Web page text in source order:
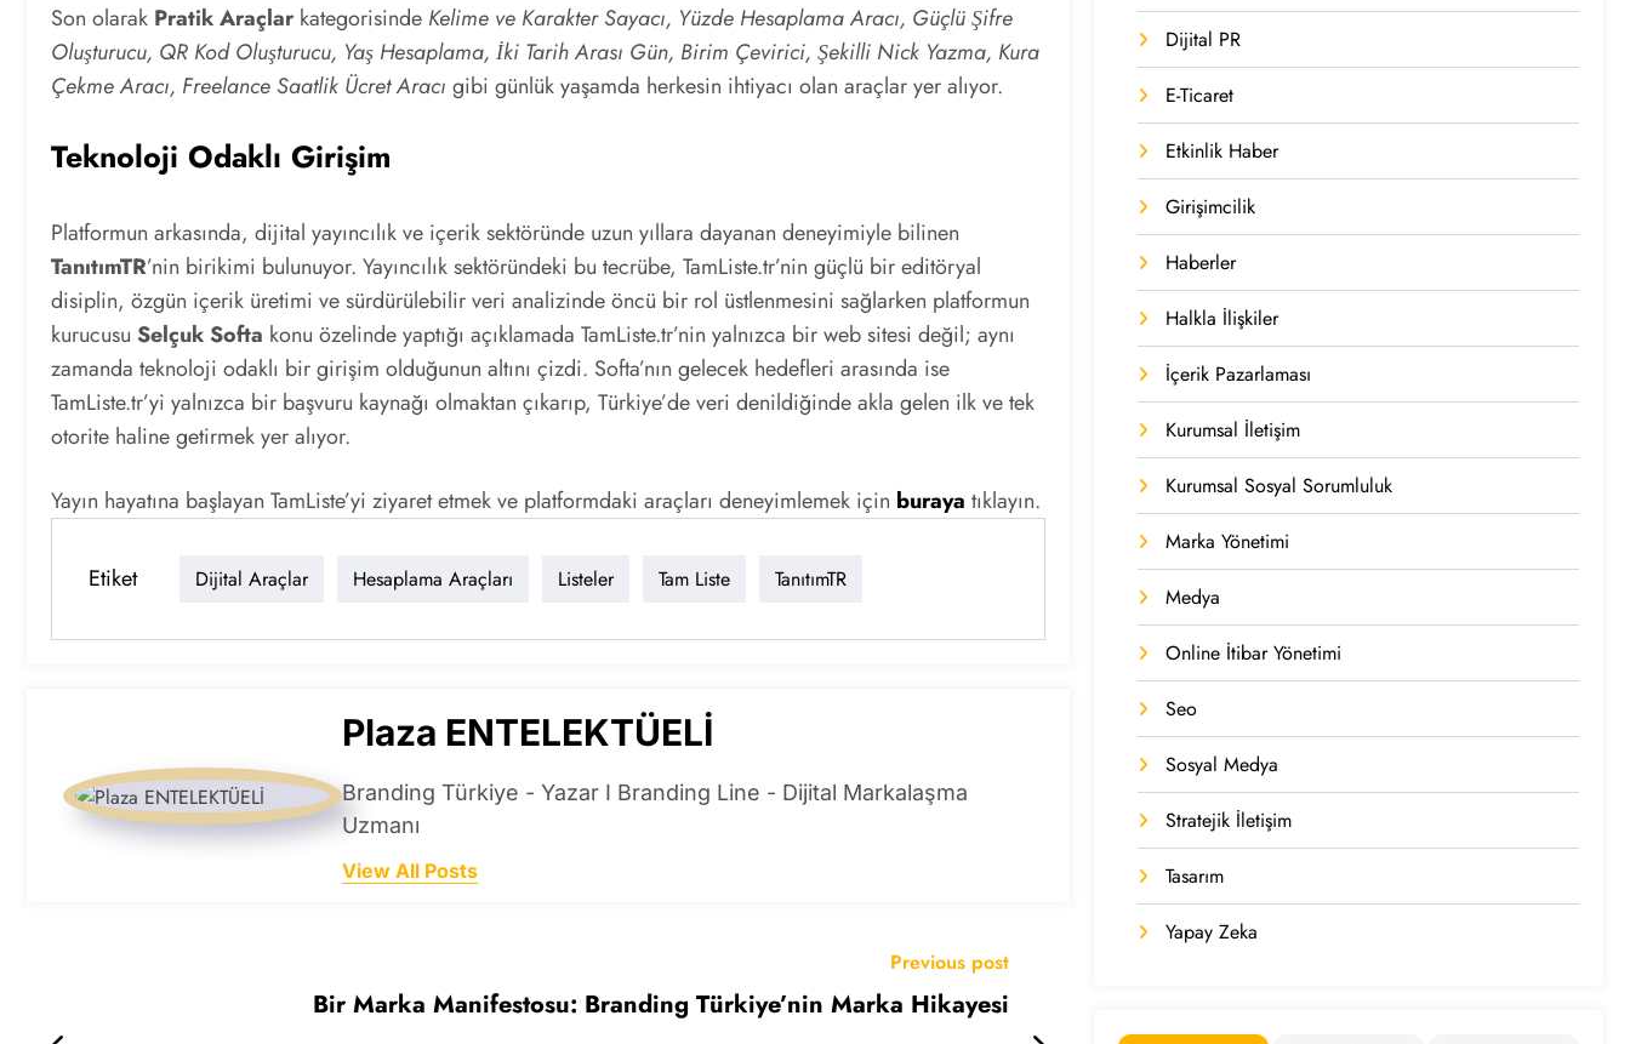
Son olarak Pratik Araçlar kategorisinde Kelime ve Karakter Sayacı, Yüzde Hesaplama Aracı, Güçlü Şifre
Oluşturucu, QR Kod Oluşturucu, Yaş Hesaplama, İki Tarih Arası Gün, Birim Çevirici, Şekilli Nick Yazma, Kura
Çekme Aracı, Freelance Saatlik Ücret Aracı gibi günlük yaşamda herkesin ihtiyacı olan araçlar yer alıyor.
Teknoloji Odaklı Girişim
Platformun arkasında, dijital yayıncılık ve içerik sektöründe uzun yıllara dayanan deneyimiyle bilinen
TanıtımTR’nin birikimi bulunuyor. Yayıncılık sektöründeki bu tecrübe, TamListe.tr’nin güçlü bir editöryal
disiplin, özgün içerik üretimi ve sürdürülebilir veri analizinde öncü bir rol üstlenmesini sağlarken platformun
kurucusu Selçuk Softa konu özelinde yaptığı açıklamada TamListe.tr’nin yalnızca bir web sitesi değil; aynı
zamanda teknoloji odaklı bir girişim olduğunun altını çizdi. Softa’nın gelecek hedefleri arasında ise
TamListe.tr’yi yalnızca bir başvuru kaynağı olmaktan çıkarıp, Türkiye’de veri denildiğinde akla gelen ilk ve tek
otorite haline getirmek yer alıyor.
Yayın hayatına başlayan TamListe’yi ziyaret etmek ve platformdaki araçları deneyimlemek için buraya tıklayın.
Etiket Dijital Araçlar Hesaplama Araçları Listeler Tam Liste TanıtımTR
Plaza ENTELEKTÜELİ
Branding Türkiye - Yazar I Branding Line - Dijital Markalaşma
Uzmanı
View All Posts
Previous post
Bir Marka Manifestosu: Branding Türkiye’nin Marka Hikayesi
Dijital PR
E-Ticaret
Etkinlik Haber
Girişimcilik
Haberler
Halkla İlişkiler
İçerik Pazarlaması
Kurumsal İletişim
Kurumsal Sosyal Sorumluluk
Marka Yönetimi
Medya
Online İtibar Yönetimi
Seo
Sosyal Medya
Stratejik İletişim
Tasarım
Yapay Zeka